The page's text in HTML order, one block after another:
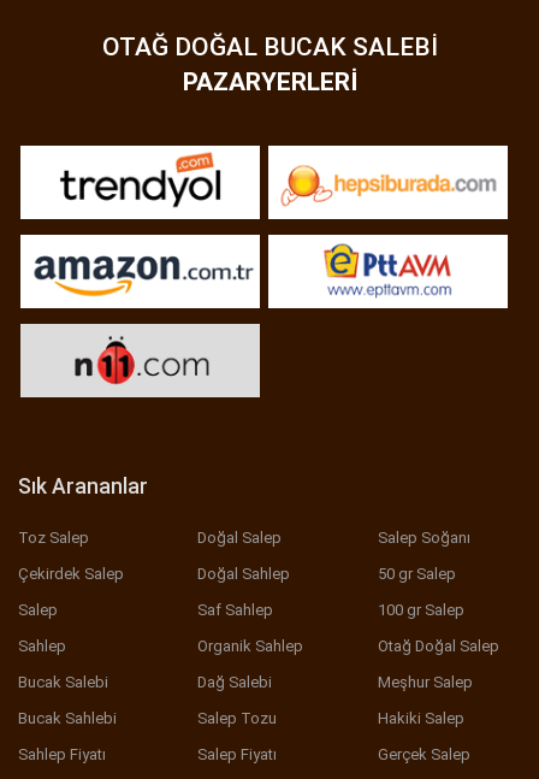
OTAĞ DOĞAL BUCAK SALEBI
PAZARYERLERI
Sık Arananlar
Toz Salep
Çekirdek Salep
Salep
Sahlep
Bucak Salebi
Bucak Sahlebi
Sahlep Fiyatı
Doğal Salep
Doğal Sahlep
Saf Sahlep
Organik Sahlep
Dağ Salebi
Salep Tozu
Salep Fiyatı
Salep Soğanı
50 gr Salep
100 gr Salep
Otağ Doğal Salep
Meşhur Salep
Hakiki Salep
Gerçek Salep